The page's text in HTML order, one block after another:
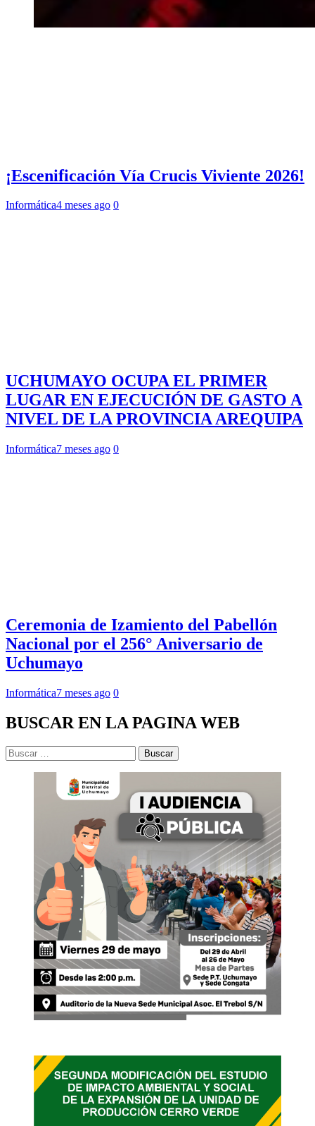
¡Escenificación Vía Crucis Viviente 2026!
Informática4 meses ago 0
UCHUMAYO OCUPA EL PRIMER
LUGAR EN EJECUCIÓN DE GASTO A
NIVEL DE LA PROVINCIA AREQUIPA
Informática7 meses ago 0
Ceremonia de Izamiento del Pabellón
Nacional por el 256° Aniversario de
Uchumayo
Informática7 meses ago 0
BUSCAR EN LA PAGINA WEB
Buscar: